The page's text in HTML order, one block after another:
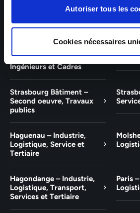
Autoriser tous les
Cookies nécessaires
Experts Strasbourg –
Illkirch-Graffenstaden
Tertiaire, Techniciens,
Ingénieurs et Cadres
Strasbourg Bâtiment –
Second oeuvre, Travaux
publics
Haguenau – Industrie,
Logistique, Service et
Tertiaire
Hagondange – Industrie,
Logistique, Transport,
Services et Tertiaire
Paris